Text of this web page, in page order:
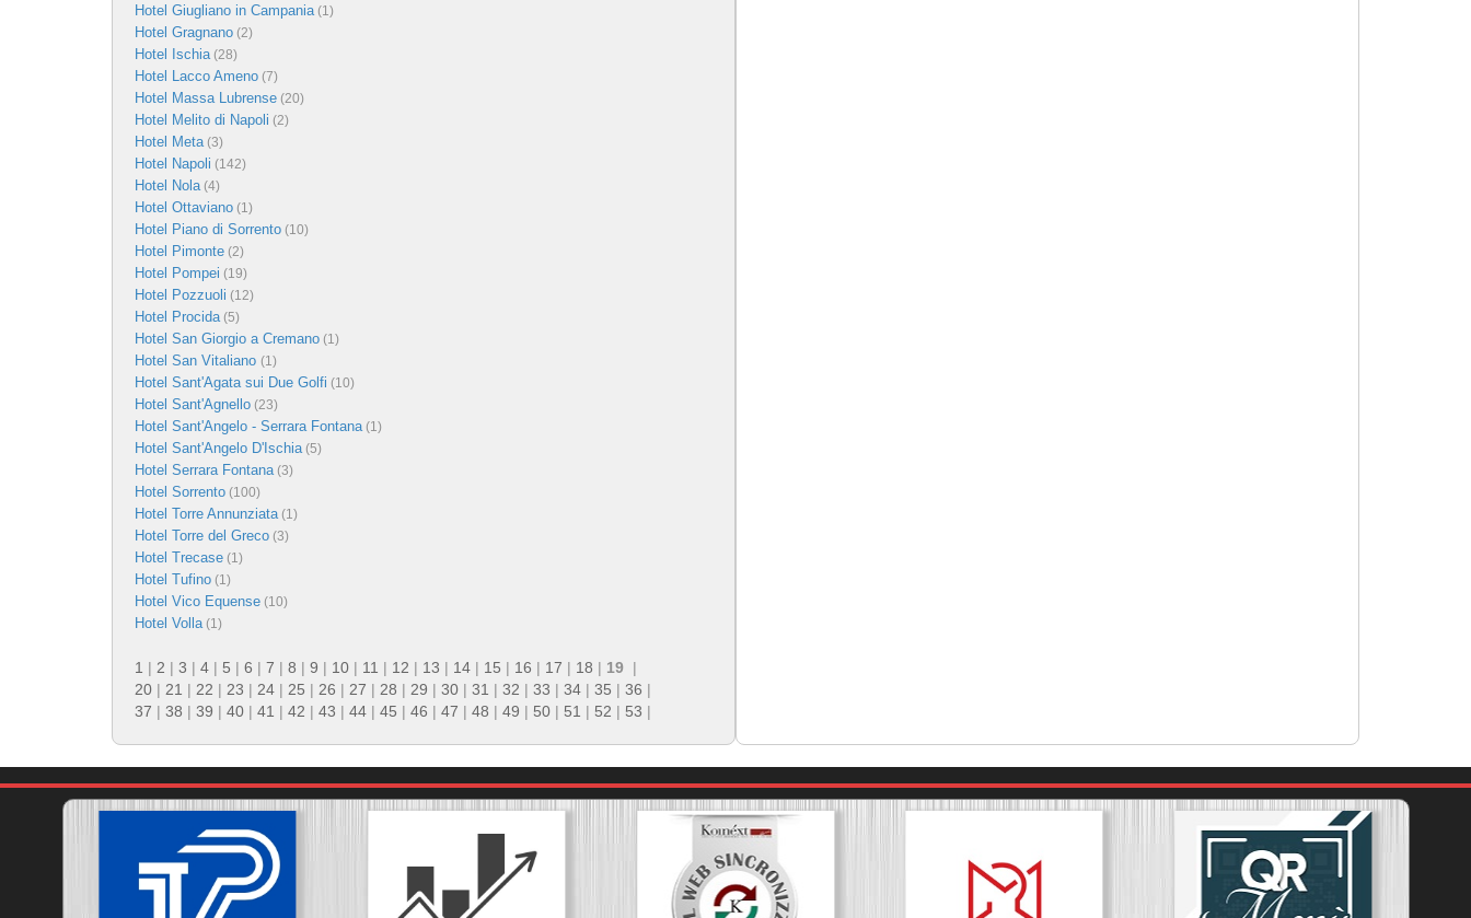
Hotel Giugliano in Campania(1)
Hotel Gragnano (2)
Hotel Ischia(28)
Hotel Lacco Ameno (7)
Hotel Massa Lubrense (20)
Hotel Melito di Napoli (2)
Hotel Meta(3)
Hotel Napoli (142)
Hotel Nola(4)
Hotel Ottaviano (1)
Hotel Piano di Sorrento (10)
Hotel Pimonte (2)
Hotel Pompei (19)
Hotel Pozzuoli (12)
Hotel Procida(5)
Hotel San Giorgio a Cremano (1)
Hotel San Vitaliano (1)
Hotel Sant'Agata sui Due Golfi (10)
Hotel Sant'Agnello (23)
Hotel Sant'Angelo - Serrara Fontana(1)
Hotel Sant'Angelo D'Ischia(5)
Hotel Serrara Fontana(3)
Hotel Sorrento (100)
Hotel Torre Annunziata(1)
Hotel Torre del Greco (3)
Hotel Trecase (1)
Hotel Tufino (1)
Hotel Vico Equense (10)
Hotel Volla(1)
1 | 2 | 3 | 4 | 5 | 6 | 7 | 8 | 9 | 10 | 11 | 12 | 13 | 14 | 15 | 16 | 17 | 18 | 19 |
20 | 21 | 22 | 23 | 24 | 25 | 26 | 27 | 28 | 29 | 30 | 31 | 32 | 33 | 34 | 35 | 36 |
37 | 38 | 39 | 40 | 41 | 42 | 43 | 44 | 45 | 46 | 47 | 48 | 49 | 50 | 51 | 52 | 53 |